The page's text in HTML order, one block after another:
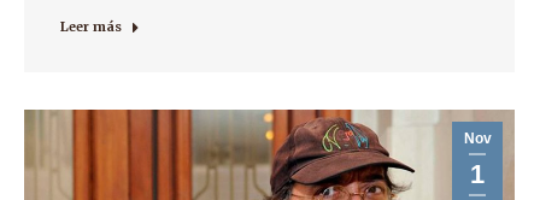
Leer más
Nov
1